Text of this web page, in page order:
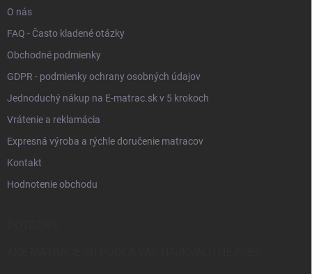
O nás
FAQ - Často kladené otázky
Obchodné podmienky
GDPR - podmienky ochrany osobných údajov
Jednoduchý nákup na E-matrac.sk v 5 krokoch
Vrátenie a reklamácia
Expresná výroba a rýchle doručenie matracov
Kontakt
Hodnotenie obchodu